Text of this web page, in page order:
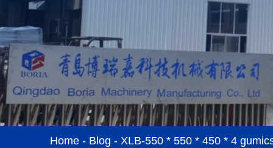
Home - Blog - XLB-550 * 550 * 450 * 4